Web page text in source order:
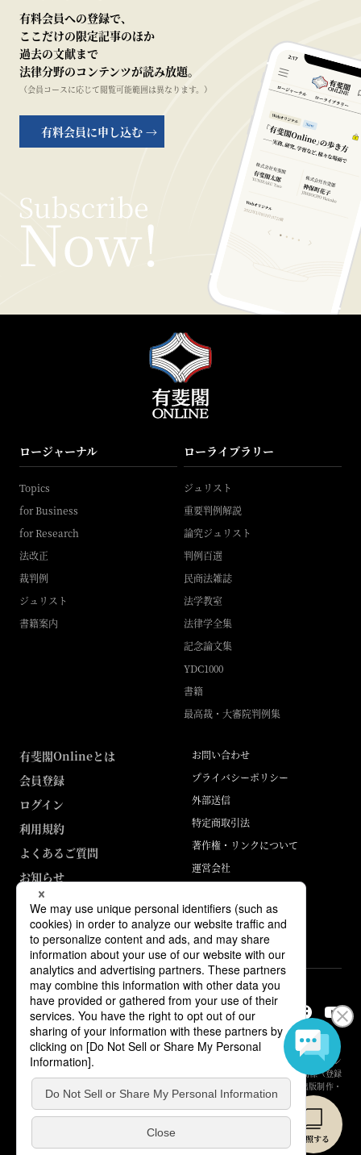
有料会員への登録で、
ここだけの限定記事のほか
過去の文献まで
法律分野のコンテンツが読み放題。
（会員コースに応じて閲覧可能範囲は異なります。）
有料会員に申し込む →
ロージャーナル
Topics
for Business
for Research
法改正
裁判例
ジュリスト
書籍案内
ローライブラリー
ジュリスト
重要判例解説
論究ジュリスト
判例百選
民商法雑誌
法学教室
法律学全集
記念論文集
YDC1000
書籍
最高裁・大審院判例集
有斐閣Onlineとは
会員登録
ログイン
利用規約
よくあるご質問
お知らせ
お問い合わせ
プライバシーポリシー
外部送信
特定商取引法
著作権・リンクについて
運営会社
ABJマークは、この電子書店・電子書籍配信サービスが、著作権者からコン
テンツ使用許諾を得た正規版配信サービスであることを示す登録商標（登録
番号 第6091713号）です。詳しくは［ABJマーク］または［電子出版制作・
流通協議会］で検索してください。
© Yuhikaku Publishing Co., Ltd.